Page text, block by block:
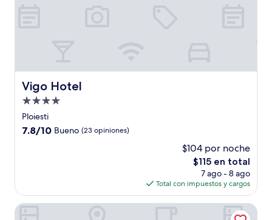
Vigo Hotel
Vigo Hotel
Propiedad
de
4.0
Ploiesti
7.8
7.8/10 Bueno (23 opiniones)
$104 por noche
El
precio
actual
es
de
$115 en total
7 ago - 8 ago
Total con impuestos y cargos
Albert Hotel & Restaurant